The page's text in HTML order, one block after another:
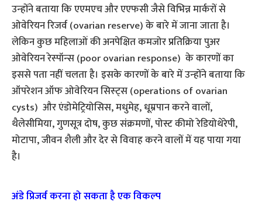
उन्‍होंने बताया कि एएमएच और एएफसी जैसे विभिन्न मार्करों से
ओवेरियन रिजर्व (ovarian reserve) के बारे में जाना जाता है।
लेकिन कुछ महिलाओं की अनपेक्षित कमजोर प्रतिक्रिया पुअर
ओवेरियन रेस्‍पॉन्‍स (poor ovarian response) के कारणों का
इससे पता नहीं चलता है। इसके कारणों के बारे में उन्‍होंने बताया कि
ऑपरेशन ऑफ ओवेरियन सिस्‍ट्स (operations of ovarian
cysts) और एंडोमेट्रियोसिस, मधुमेह, धूम्रपान करने वालों,
थैलेसीमिया, गुणसूत्र दोष, कुछ संक्रमणों, पोस्ट कीमो रेडियोथेरेपी,
मोटापा, जीवन शैली और देर से विवाह करने वालों में यह पाया गया
है।
अंडे प्रिजर्व करना हो सकता है एक विकल्‍प